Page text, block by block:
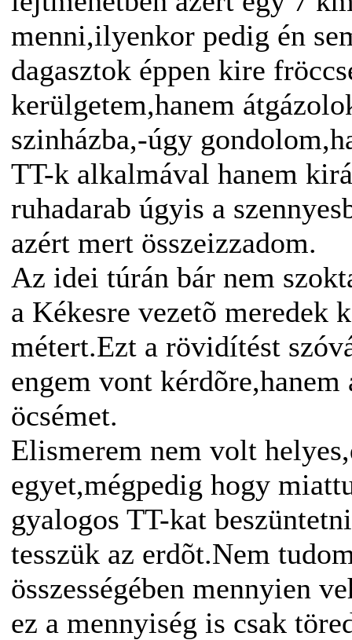
menni,ilyenkor pedig én
dagasztok éppen kire
kerülgetem,hanem
szinházba,-úgy
TT-k alkalmával hanem
ruhadarab úgyis a
azért mert összeizzadom.
Az idei túrán bár nem
a Kékesre vezetõ meredek
métert.Ezt a rövidítést
engem vont
öcsémet.
Elismerem nem volt
egyet,mégpedig hogy
gyalogos TT-kat
tesszük az erdõt.Nem
összességében mennyien
ez a mennyiség is csak